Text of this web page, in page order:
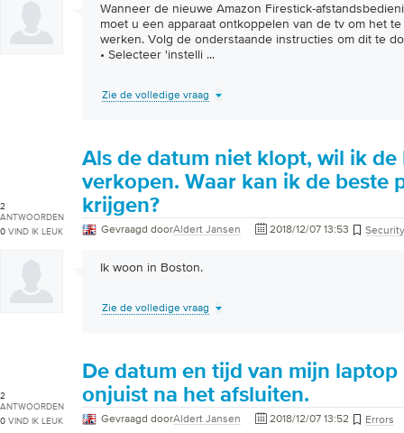
Wanneer de nieuwe Amazon Firestick-
moet u een apparaat ontkoppelen van de tv om het
werken. Volg de onderstaande instructies om dit te
• Selecteer 'instelli ...
Zie de volledige vraag
2
ANTWOORDEN
0 VIND IK LEUK
Als de datum niet klopt, wil ik de
verkopen. Waar kan ik de beste
krijgen?
Gevraagd doorAldert Jansen 2018/12/07 13:53 Security
Ik woon in Boston.
Zie de volledige vraag
2
ANTWOORDEN
0 VIND IK LEUK
De datum en tijd van mijn
onjuist na het afsluiten.
Gevraagd doorAldert Jansen 2018/12/07 13:52 Errors